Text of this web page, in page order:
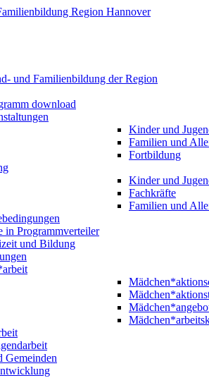
und Familienbildung der Region
download
Kinder und
Familien und
Fortbildung
Kinder und
Fachkräfte
Familien und
in Programmverteiler
und Bildung
Gemeinden